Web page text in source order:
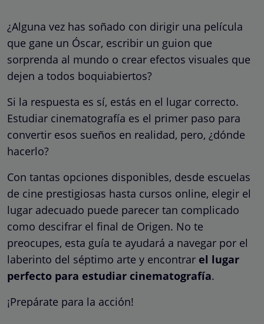
¿Alguna vez has soñado con dirigir una película
que gane un Óscar, escribir un guion que
sorprenda al mundo o crear efectos visuales que
dejen a todos boquiabiertos?
Si la respuesta es sí, estás en el lugar correcto.
Estudiar cinematografía es el primer paso para
convertir esos sueños en realidad, pero, ¿dónde
hacerlo?
Con tantas opciones disponibles, desde escuelas
de cine prestigiosas hasta cursos online, elegir el
lugar adecuado puede parecer tan complicado
como descifrar el final de Origen. No te
preocupes, esta guía te ayudará a navegar por el
laberinto del séptimo arte y encontrar el lugar
perfecto para estudiar cinematografía.
¡Prepárate para la acción!